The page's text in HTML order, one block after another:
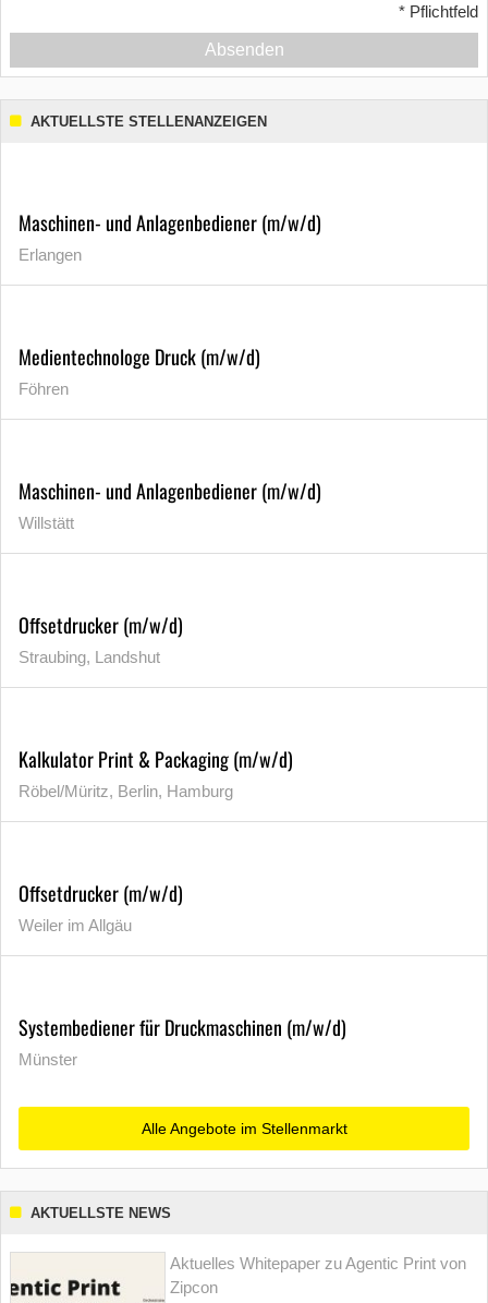
* Pflichtfeld
Absenden
AKTUELLSTE STELLENANZEIGEN
Maschinen- und Anlagenbediener (m/w/d)
Erlangen
Medientechnologe Druck (m/w/d)
Föhren
Maschinen- und Anlagenbediener (m/w/d)
Willstätt
Offsetdrucker (m/w/d)
Straubing, Landshut
Kalkulator Print & Packaging (m/w/d)
Röbel/Müritz, Berlin, Hamburg
Offsetdrucker (m/w/d)
Weiler im Allgäu
Systembediener für Druckmaschinen (m/w/d)
Münster
Alle Angebote im Stellenmarkt
AKTUELLSTE NEWS
Aktuelles Whitepaper zu Agentic Print von
Zipcon